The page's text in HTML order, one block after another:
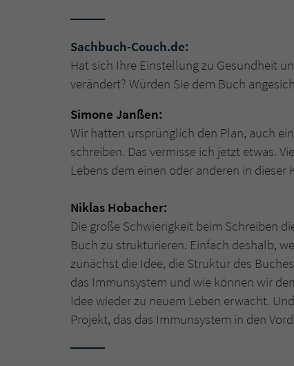
Sachbuch-Couch.de:
Hat sich Ihre Einstellung zu Gesundheit
verändert? Würden Sie dem Buch
Simone Janßen:
Wir hatten ursprünglich den Plan, auch
schreiben. Das vermisse ich jetzt etwas.
Lebens dem einen oder anderen in dieser
Niklas Hobacher:
Die große Schwierigkeit beim Schreiben
Buch zu strukturieren. Einfach deshalb,
zunächst die Idee, die Struktur des
das Immunsystem und wie können wir
Idee wieder zu neuem Leben erwacht.
Projekt, das das Immunsystem in den